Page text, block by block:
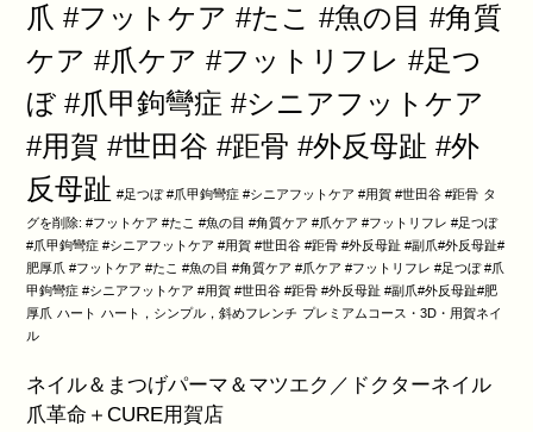
爪 #フットケア #たこ #魚の目 #角質
ケア #爪ケア #フットリフレ #足つ
ぼ #爪甲鉤彎症 #シニアフットケア
#用賀 #世田谷 #距骨 #外反母趾 #外
反母趾 #足つぼ #爪甲鉤彎症 #シニアフットケア #用賀 #世田谷 #距骨 タ
グを削除: #フットケア #たこ #魚の目 #角質ケア #爪ケア #フットリフレ #足つぼ
#爪甲鉤彎症 #シニアフットケア #用賀 #世田谷 #距骨 #外反母趾 #副爪#外反母趾#
肥厚爪 #フットケア #たこ #魚の目 #角質ケア #爪ケア #フットリフレ #足つぼ #爪
甲鉤彎症 #シニアフットケア #用賀 #世田谷 #距骨 #外反母趾 #副爪#外反母趾#肥
厚爪 ハート ハート，シンプル，斜めフレンチ プレミアムコース・3D・用賀ネイ
ル
ネイル＆まつげパーマ＆マツエク／ドクターネイル
爪革命＋CURE用賀店